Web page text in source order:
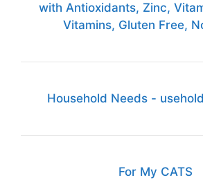
with Antioxidants, Zinc,
Vitamins, Gluten Free,
Household Needs -
For My CATS